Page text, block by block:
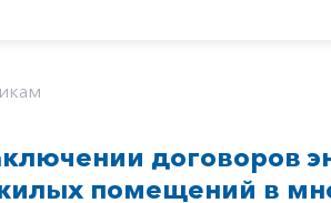
обратный звонокдоговоров
помещений в